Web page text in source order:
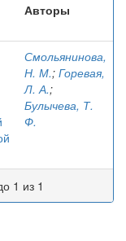
Авторы
Смольянинова,
Н. М.; Горевая,
Л. А.;
Булычева, Т.
Ф.
1 из 1